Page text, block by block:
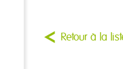
Retour à la